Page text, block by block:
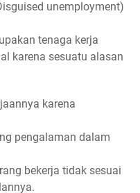
unemployment)
tenaga kerja
karena sesuatu alasan
karena
pengalaman dalam
bekerja tidak sesuai